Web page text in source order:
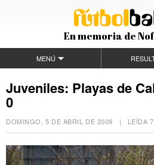
En memoria de
MENÚ
Juveniles: Playas de
0
DOMINGO, 5 DE ABRIL DE 2009 | LEÍDA